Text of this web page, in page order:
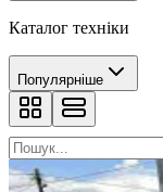
Каталог техніки
Популярніше